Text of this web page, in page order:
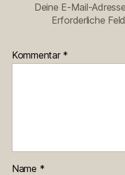
Deine E-Mail-
Erforderliche
Kommentar *
Name *